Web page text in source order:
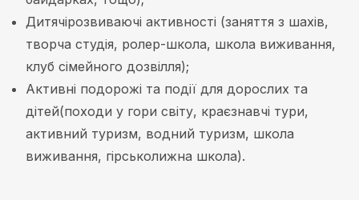
Дитячірозвиваючі активності (заняття з шахів,
творча студія, ролер-школа, школа виживання,
клуб сімейного дозвілля);
Активні подорожі та події для дорослих та
дітей(походи у гори світу, краєзнавчі тури,
активний туризм, водний туризм, школа
виживання, гірськолижна школа).